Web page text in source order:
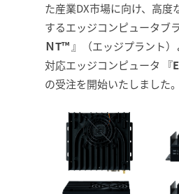
た産業DX市場に向け、高度
するエッジコンピュータブ
ＮT™ 』（エッジプラント
対応エッジコンピュータ 『
の受注を開始いたしました。